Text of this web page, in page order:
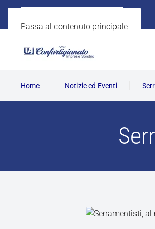
Passa al contenuto principale
Home Notizie ed Eventi